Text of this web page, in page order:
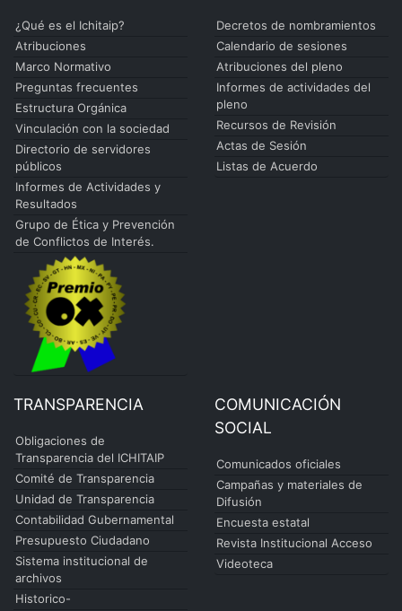
¿Qué es el Ichitaip?
Atribuciones
Marco Normativo
Preguntas frecuentes
Estructura Orgánica
Vinculación con la sociedad
Directorio de servidores
públicos
Informes de Actividades y
Resultados
Grupo de Ética y Prevención
de Conflictos de Interés.
Decretos de nombramientos
Calendario de sesiones
Atribuciones del pleno
Informes de actividades del
pleno
Recursos de Revisión
Actas de Sesión
Listas de Acuerdo
TRANSPARENCIA
Obligaciones de
Transparencia del ICHITAIP
Comité de Transparencia
Unidad de Transparencia
Contabilidad Gubernamental
Presupuesto Ciudadano
Sistema institucional de
archivos
Historico-
COMUNICACIÓN
SOCIAL
Comunicados oficiales
Campañas y materiales de
Difusión
Encuesta estatal
Revista Institucional Acceso
Videoteca